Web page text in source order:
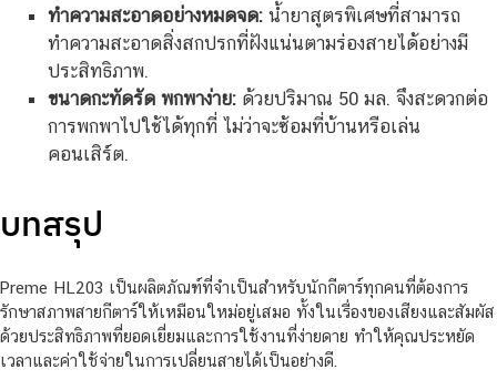
ทำความสะอาดอย่างหมดจด:น้ำยาสูตรพิเศษที่สามารถ
ทำความสะอาดสิ่งสกปรกที่ฝังแน่นตามร่องสายได้อย่างมี
ประสิทธิภาพ.
ขนาดกะทัดรัด พกพาง่าย:ด้วยปริมาณ 50 มล. จึงสะดวกต่อ
การพกพาไปใช้ได้ทุกที่ ไม่ว่าจะซ้อมที่บ้านหรือเล่น
คอนเสิร์ต.
บทสรุป
Preme HL203 เป็นผลิตภัณฑ์ที่จำเป็นสำหรับนักกีตาร์ทุกคนที่ต้องการ
รักษาสภาพสายกีตาร์ให้เหมือนใหม่อยู่เสมอ ทั้งในเรื่องของเสียงและสัมผัส
ด้วยประสิทธิภาพที่ยอดเยี่ยมและการใช้งานที่ง่ายดาย ทำให้คุณประหยัด
เวลาและค่าใช้จ่ายในการเปลี่ยนสายได้เป็นอย่างดี.